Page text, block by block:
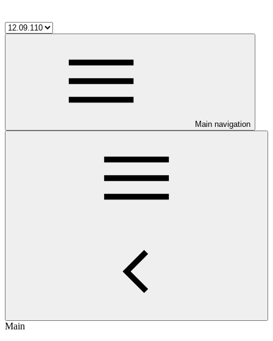
Main navigation
Main